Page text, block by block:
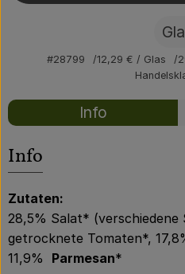
Über uns
#28799 12,29 € / Glas
Info
Info
Zutaten:
28,5% Salat* (verschiedene
getrocknete Tomaten*,
11,9% Parmesan*